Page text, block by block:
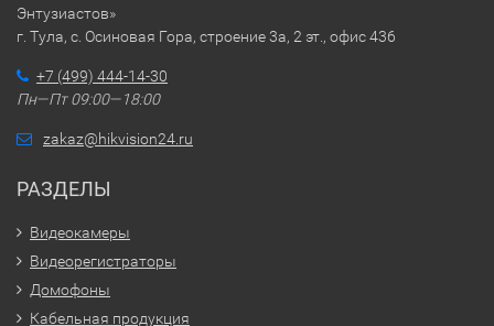
Энтузиастов»
г. Тула, с. Осиновая Гора, строение 3а, 2 эт., офис 436
+7 (499) 444-14-30
Пн—Пт 09:00—18:00
zakaz@hikvision24.ru
РАЗДЕЛЫ
Видеокамеры
Видеорегистраторы
Домофоны
Кабельная продукция